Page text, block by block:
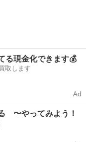
る現金化できます💰
取します
Ad
〜やってみよう！